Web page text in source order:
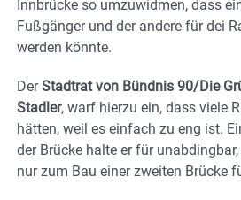
Innbrücke so umzuwidmen, dass
Fußgänger und der andere für dei
werden könnte.
DerStadtrat von Bündnis 90/Die
Stadler, warf hierzu ein, dass viele
hätten, weil es einfach zu eng ist.
der Brücke halte er für
nur zum Bau einer zweiten Brücke